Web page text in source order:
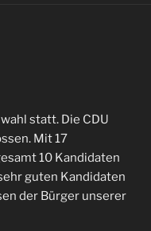
statt. Die CDU
Mit 17
10 Kandidaten
guten Kandidaten
der Bürger unserer